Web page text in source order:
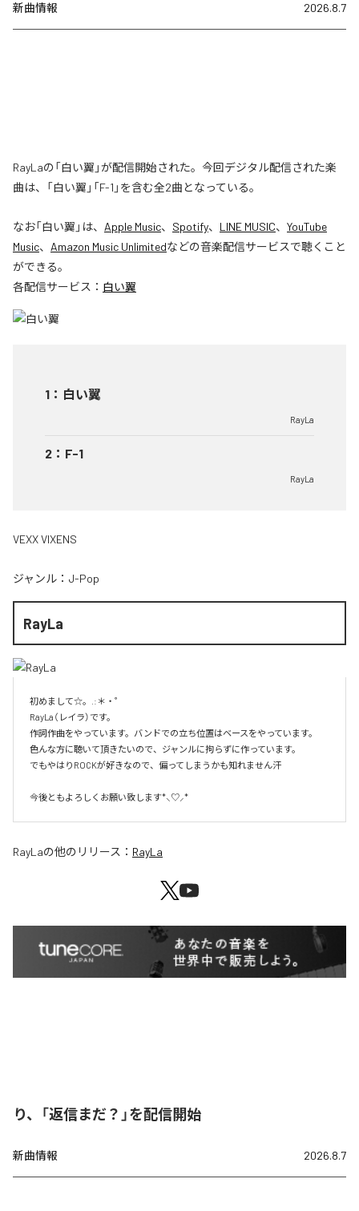
新曲情報 2026.8.7
RayLaの「白い翼」が配信開始された。今回デジタル配信された楽
曲は、「白い翼」「F-1」を含む全2曲となっている。
なお「白い翼 」は、 Apple Music、 Spotify、 LINE MUSIC、 YouTube
Music、 Amazon Music Unlimitedなどの音楽配信サービスで聴くこと
ができる。
各配信サービス： 白い翼
1 ： 白い翼
RayLa
2 ： F-1
RayLa
VEXX VIXENS
ジャンル： J-Pop
RayLa
初めまして☆。.:＊・゜
RayLa（レイラ）です。
作詞作曲をやっています。バンドでの立ち位置はベースをやっています。
色んな方に聴いて頂きたいので、ジャンルに拘らずに作っています。
でもやはりROCKが好きなので、偏ってしまうかも知れません汗
今後ともよろしくお願い致します*⸜♡⸝*
RayLaの他のリリース： RayLa
り、「返信まだ？」を配信開始
新曲情報 2026.8.7